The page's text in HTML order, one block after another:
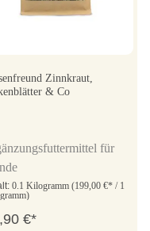
Zinnkraut,
& Co
für
0.1 Kilogramm (199,00 €* / 1
€*